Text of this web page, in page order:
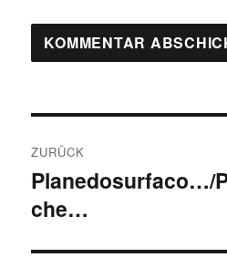
ZURÜCK
Vorheriger
Beitrag:
Planedosurfaco…/
che…